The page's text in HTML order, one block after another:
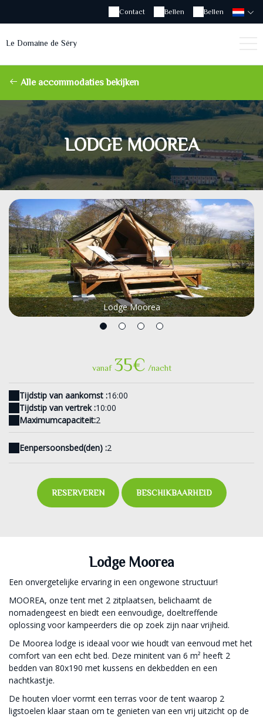
Bellen
Bellen
Contact
Le Domaine de Séry
Alle accommodaties bekijken
LODGE MOOREA
Lodge Moorea
vanaf 35€ /nacht
Tijdstip van aankomst :16:00
Tijdstip van vertrek :10:00
Maximumcapaciteit:2
Eenpersoonsbed(den) :2
RESERVEREN BESCHIKBAARHEID
Lodge Moorea
Een onvergetelijke ervaring in een ongewone structuur!
MOOREA, onze tent met 2 zitplaatsen, belichaamt de
nomadengeest en biedt een eenvoudige, doeltreffende
oplossing voor kampeerders die op zoek zijn naar vrijheid.
De Moorea lodge is ideaal voor wie houdt van eenvoud met het
comfort van een echt bed. Deze minitent van 6 m² heeft 2
bedden van 80x190 met kussens en dekbedden en een
nachtkastje.
De houten vloer vormt een terras voor de tent waarop 2
ligstoelen klaar staan om te genieten van een vrij uitzicht op de